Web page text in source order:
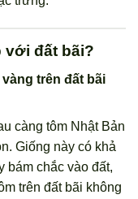
với đất bãi?
trên đất bãi
càng tôm Nhật Bản
Giống này có khả
bám chắc vào đất,
trên đất bãi không